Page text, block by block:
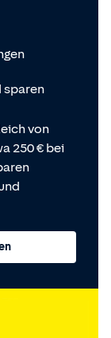
sparen
von
250 € bei